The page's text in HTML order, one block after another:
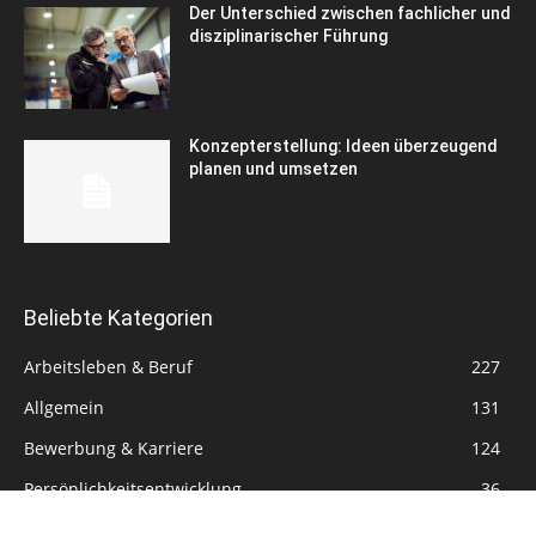
Der Unterschied zwischen fachlicher und
disziplinarischer Führung
Konzepterstellung: Ideen überzeugend
planen und umsetzen
Beliebte Kategorien
Arbeitsleben & Beruf
227
Allgemein
131
Bewerbung & Karriere
124
Persönlichkeitsentwicklung
36